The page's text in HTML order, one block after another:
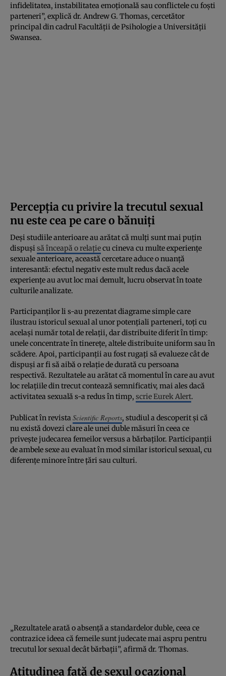
infidelitatea, instabilitatea emoțională sau conflictele cu foști
parteneri”, explică dr. Andrew G. Thomas, cercetător
principal din cadrul Facultății de Psihologie a Universității
Swansea.
Percepția cu privire la trecutul sexual
nu este cea pe care o bănuiți
Deși studiile anterioare au arătat că mulți sunt mai puțin
dispuși să înceapă o relațiecu cineva cu multe experiențe
sexuale anterioare, această cercetare aduce o nuanță
interesantă: efectul negativ este mult redus dacă acele
experiențe au avut loc mai demult, lucru observat în toate
culturile analizate.
Participanților li s-au prezentat diagrame simple care
ilustrau istoricul sexual al unor potențiali parteneri, toți cu
același număr total de relații, dar distribuite diferit în timp:
unele concentrate în tinerețe, altele distribuite uniform sau în
scădere. Apoi, participanții au fost rugați să evalueze cât de
dispuși ar fi să aibă o relație de durată cu persoana
respectivă. Rezultatele au arătat că momentul în care au avut
loc relațiile din trecut contează semnificativ, mai ales dacă
activitatea sexuală s-a redus în timp, scrie Eurek Alert.
Publicat în revista Scientific Reports, studiul a descoperit și că
nu există dovezi clare ale unei duble măsuri în ceea ce
privește judecarea femeilor versus a bărbaților. Participanții
de ambele sexe au evaluat în mod similar istoricul sexual, cu
diferențe minore între țări sau culturi.
„Rezultatele arată o absență a standardelor duble, ceea ce
contrazice ideea că femeile sunt judecate mai aspru pentru
trecutul lor sexual decât bărbații”, afirmă dr. Thomas.
Atitudinea față de sexul ocazional